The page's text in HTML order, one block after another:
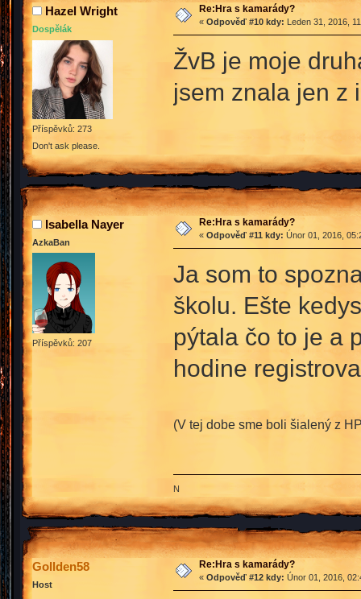
Hazel Wright
Dospělák
Příspěvků: 273
Don't ask please.
Re:Hra s kamarády?
« Odpověď #10 kdy: Leden 31, 2016,
ŽvB je moje
jsem znala jen z
Isabella Nayer
AzkaBan
Příspěvků: 207
Re:Hra s kamarády?
« Odpověď #11 kdy: Únor 01, 2016,
Ja som to
školu. Ešte
pýtala čo to je a
hodine
(V tej dobe sme boli šialený z
N
Gollden58
Host
Re:Hra s kamarády?
« Odpověď #12 kdy: Únor 01, 2016,